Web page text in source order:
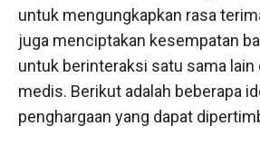
untuk mengungkapkan rasa
juga menciptakan kesempatan
untuk berinteraksi satu sama lain
medis. Berikut adalah beberapa
penghargaan yang dapat